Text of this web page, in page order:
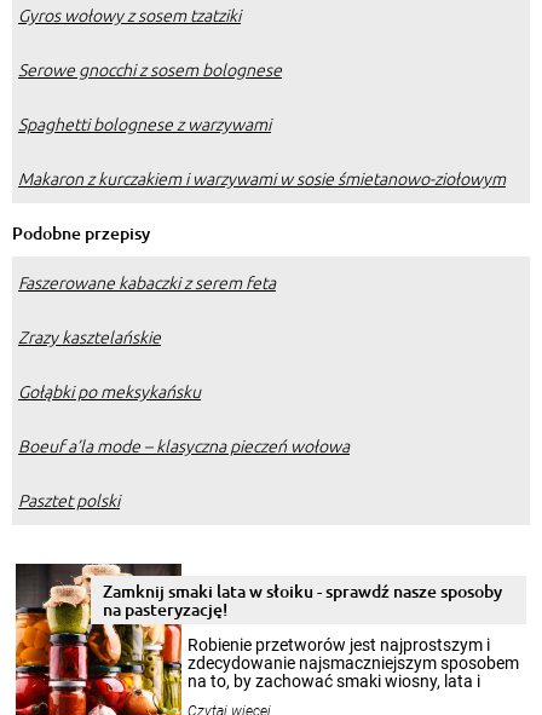
Gyros wołowy z sosem tzatziki
Serowe gnocchi z sosem bolognese
Spaghetti bolognese z warzywami
Makaron z kurczakiem i warzywami w sosie śmietanowo-ziołowym
Podobne przepisy
Faszerowane kabaczki z serem feta
Zrazy kasztelańskie
Gołąbki po meksykańsku
Boeuf a’la mode – klasyczna pieczeń wołowa
Pasztet polski
Zamknij smaki lata w słoiku - sprawdź nasze sposoby
na pasteryzację!
Robienie przetworów jest najprostszym i
zdecydowanie najsmaczniejszym sposobem
na to, by zachować smaki wiosny, lata i
Czytaj więcej